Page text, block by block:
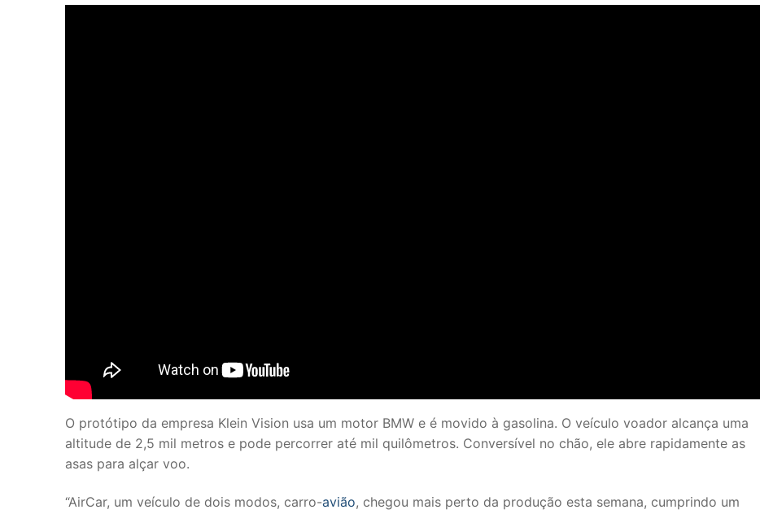
O protótipo da empresa Klein Vision usa um motor BMW e é movido à gasolina. O veículo voador alcança uma
altitude de 2,5 mil metros e pode percorrer até mil quilômetros. Conversível no chão, ele abre rapidamente as
asas para alçar voo.
“AirCar, um veículo de dois modos, carro-avião, chegou mais perto da produção esta semana, cumprindo um